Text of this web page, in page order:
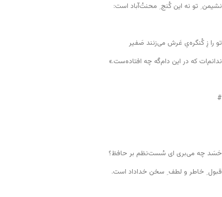
نشیمن ِ تو نه این کُنج ِ محنتْ‌آباد است:
تو را زِ کُنگره‌یِ عَرش می‌زنند صَفیر
ندانم‌ات که در این دام‌گَه چه افتاده‌ست.»
#
حَسَد چه می‌بری ای سُست‌نظم بر حافظ؟
قبول ِ خاطر و لطف ِ سخن خداداد است.